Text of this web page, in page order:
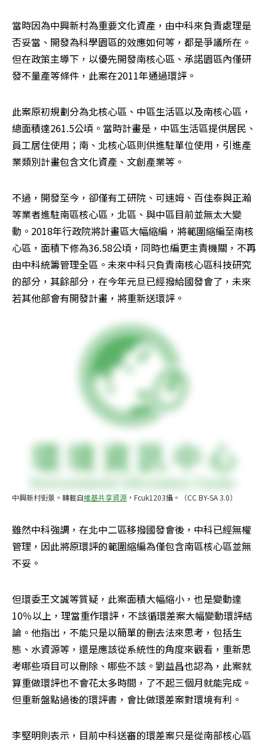
當時因為中興新村為重要文化資產，由中科來負責處理是
否妥當、開發為科學園區的效應如何等，都是爭議所在。
但在政策主導下，以優先開發南核心區、承諾園區內僅研
發不量產等條件，此案在2011年通過環評。
此案原初規劃分為北核心區、中區生活區以及南核心區，
總面積達261.5公頃。當時計畫是，中區生活區提供居民、
員工居住使用；南、北核心區則供進駐單位使用，引進產
業類別計畫包含文化資產、文創產業等。
不過，開發至今，卻僅有工研院、可速姆、百佳泰與正瀚
等業者進駐南區核心區，北區、與中區目前並無太大變
動。2018年行政院將計畫區大幅縮編，將範圍縮編至南核
心區，面積下修為36.58公頃，同時也編更主責機關，不再
由中科統籌管理全區。未來中科只負責南核心區科技研究
的部分，其餘部分，在今年元旦已經撥給國發會了，未來
若其他部會有開發計畫，將重新送環評。
中興新村街景。轉載自維基共享資源 ，Fcuk1203攝。（CC BY-SA 3.0）
雖然中科強調，在北中二區移撥國發會後，中科已經無權
管理，因此將原環評的範圍縮編為僅包含南區核心區並無
不妥。
但環委王文誠等質疑，此案面積大幅縮小，也是變動達
10％以上，理當重作環評，不該循環差案大幅變動環評結
論。他指出，不能只是以簡單的刪去法來思考，包括生
態、水資源等，還是應該從系統性的角度來觀看，重新思
考哪些項目可以刪除、哪些不該。劉益昌也認為，此案就
算重做環評也不會花太多時間，了不起三個月就能完成。
但重新盤點過後的環評書，會比做環差案對環境有利。
李堅明則表示，目前中科送審的環差案只是從南部核心區